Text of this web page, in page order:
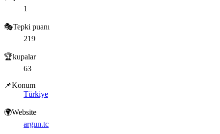
1
🎭Tepki puanı
219
🏆kupalar
63
📌Konum
Türkiye
🌍Website
argun.tc